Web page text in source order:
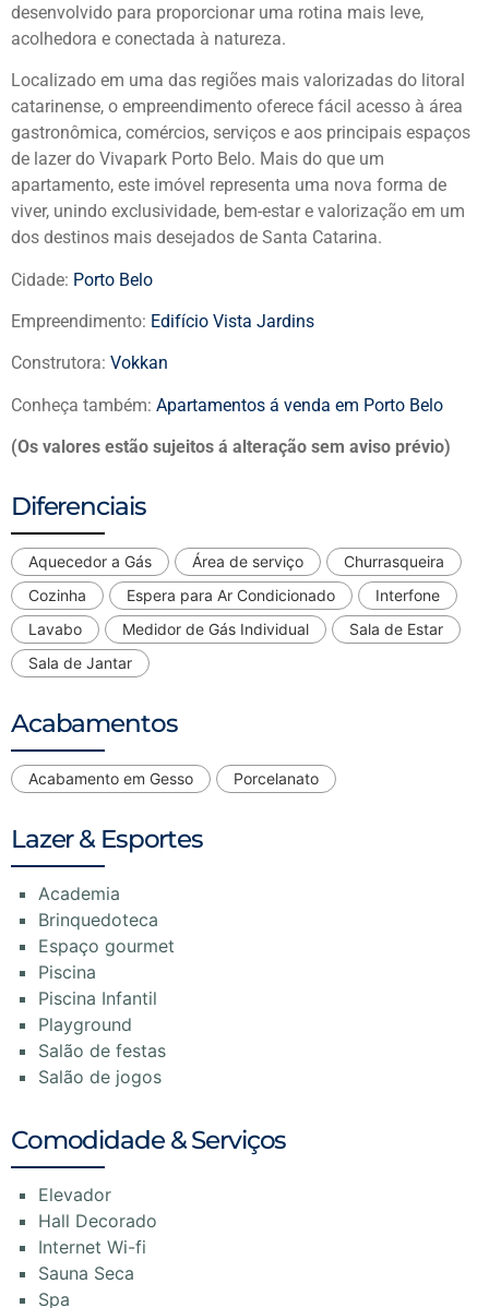
desenvolvido para proporcionar uma rotina mais leve,
acolhedora e conectada à natureza.
Localizado em uma das regiões mais valorizadas do litoral
catarinense, o empreendimento oferece fácil acesso à área
gastronômica, comércios, serviços e aos principais espaços
de lazer do Vivapark Porto Belo. Mais do que um
apartamento, este imóvel representa uma nova forma de
viver, unindo exclusividade, bem-estar e valorização em um
dos destinos mais desejados de Santa Catarina.
Cidade: Porto Belo
Empreendimento: Edifício Vista Jardins
Construtora: Vokkan
Conheça também: Apartamentos á venda em Porto Belo
(Os valores estão sujeitos á alteração sem aviso prévio)
Diferenciais
Aquecedor a Gás Área de serviço
Churrasqueira
Cozinha
Espera para Ar Condicionado
Interfone
Lavabo
Medidor de Gás Individual
Sala de Estar
Sala de Jantar
Acabamentos
Acabamento em Gesso Porcelanato
Lazer & Esportes
Academia
Brinquedoteca
Espaço gourmet
Piscina
Piscina Infantil
Playground
Salão de festas
Salão de jogos
Comodidade & Serviços
Elevador
Hall Decorado
Internet Wi-fi
Sauna Seca
Spa